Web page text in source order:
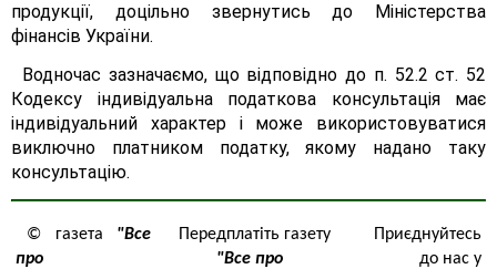
продукції, доцільно звернутись до Міністерства
фінансів України.
Водночас зазначаємо, що відповідно до п. 52.2 ст. 52
Кодексу індивідуальна податкова консультація має
індивідуальний характер і може використовуватися
виключно платником податку, якому надано таку
консультацію.
© газета "Все
про
Передплатіть газету
"Все про
Приєднуйтесь
до нас у